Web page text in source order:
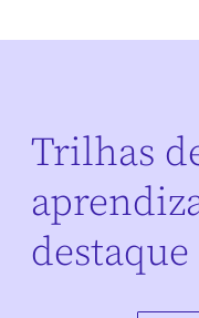
Trilhas
destaque